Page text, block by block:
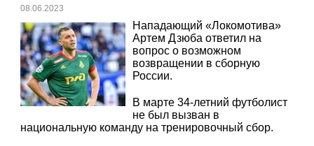
08.06.2023
Нападающий «Локомотива»
Артем Дзюба ответил на
вопрос о возможном
возвращении в сборную
России.
В марте 34-летний футболист
не был вызван в
национальную команду на тренировочный сбор.